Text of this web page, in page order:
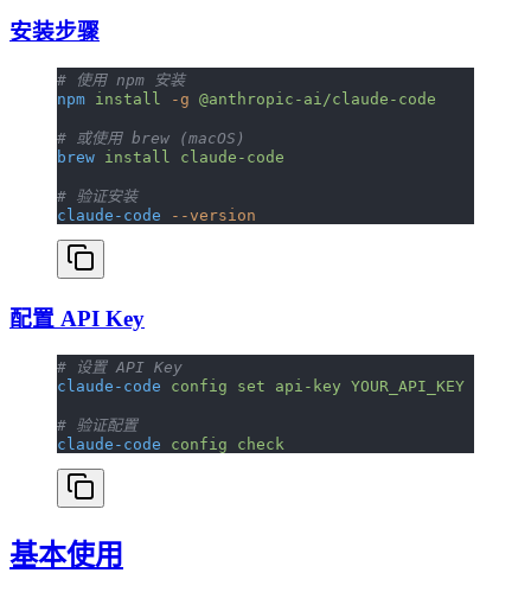
安装步骤
# 使用 npm 安装
npm install -g @anthropic-ai/claude-code
# 或使用 brew (macOS)
brew install claude-code
# 验证安装
claude-code --version
配置 API Key
# 设置 API Key
claude-code config set api-key YOUR_API_KEY
# 验证配置
claude-code config check
基本使用